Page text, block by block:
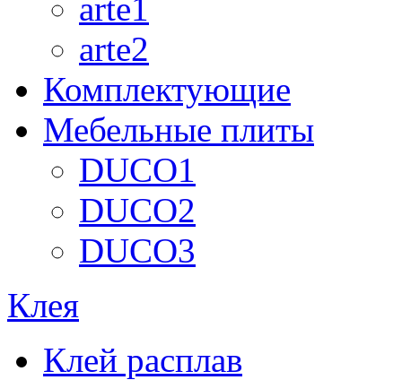
arte1
arte2
Комплектующие
Мебельные плиты
DUCO1
DUCO2
DUCO3
Клея
Клей расплав